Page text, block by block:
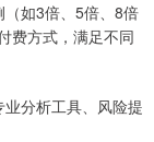
如3倍、5倍、8倍
费方式，满足不同
分析工具、风险提